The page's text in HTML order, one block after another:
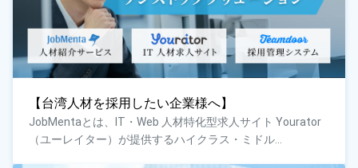
【台湾人材を採用したい企業様へ】
JobMentaとは、IT・Web 人材特化型求人サイト Yourator
（ユーレイター）が提供するハイクラス・ミドル...